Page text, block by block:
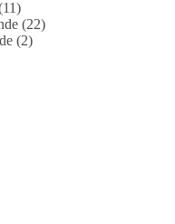
ohne
diaries-
aus-aller-
(22)
(2)